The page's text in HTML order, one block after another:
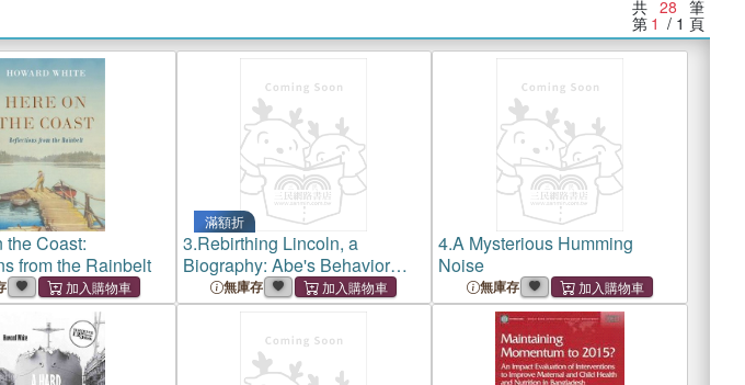
共 28 筆
第 1 / 1 頁
the Coast:
from the Rainbelt
滿額折
3.Rebirthing Lincoln, a
Biography: Abe's Behavior
From His Secret Birth In North
Carolina To The War He
Launched, Which Caused The
Needless Deaths of On
無庫存
4.A Mysterious Humming
Noise
無庫存